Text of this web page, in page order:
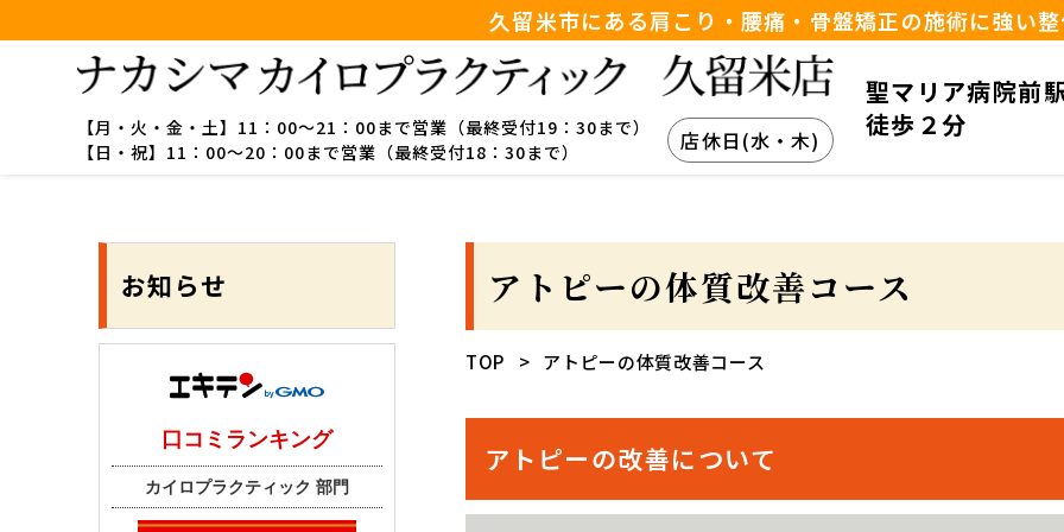
久留米市にある肩こり・腰痛・骨盤矯正の施術に強い
【月・火・金・土】 11：00～21：00まで営業（最終受付19：30まで）
【日・祝】 11：00～20：00まで営業（最終受付18：30まで） 店休日(水・木)
聖マリア病院前
徒歩２分
お知らせ アトピーの体質改善コース
TOP アトピーの体質改善コース
アトピーの改善について